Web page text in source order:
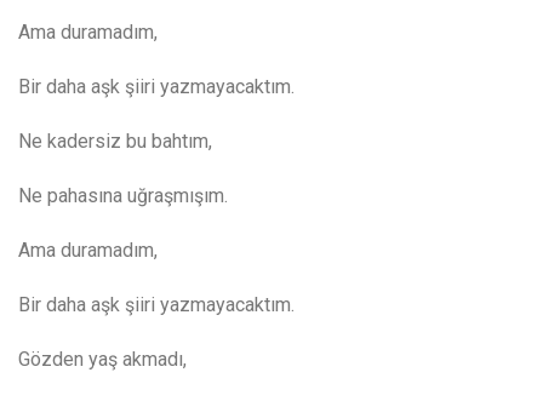
Ama duramadım,
Bir daha aşk şiiri yazmayacaktım.
Ne kadersiz bu bahtım,
Ne pahasına uğraşmışım.
Ama duramadım,
Bir daha aşk şiiri yazmayacaktım.
Gözden yaş akmadı,